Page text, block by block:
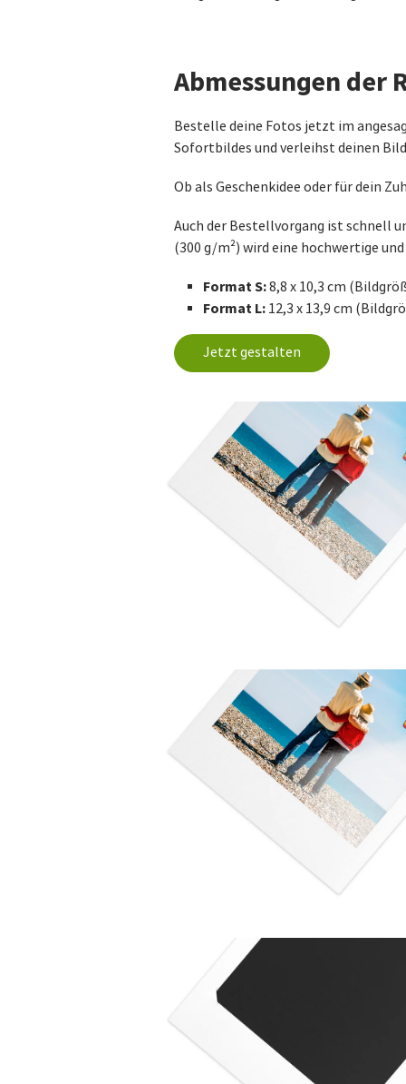
Abmessungen der
Bestelle deine Fotos jetzt im
Sofortbildes und verleihst deinen
Ob als Geschenkidee oder für dein
Auch der Bestellvorgang ist schnell
(300 g/m²) wird eine hochwertige
Format S:8,8 x 10,3 cm
Format L: 12,3 x 13,9 cm
Jetzt gestalten